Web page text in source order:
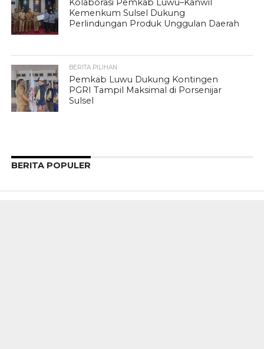
Kolaborasi Pemkab Luwu–Kanwil
Kemenkum Sulsel Dukung
Perlindungan Produk Unggulan Daerah
BERITA PILIHAN
Pemkab Luwu Dukung Kontingen
PGRI Tampil Maksimal di Porsenijar
Sulsel
BERITA POPULER